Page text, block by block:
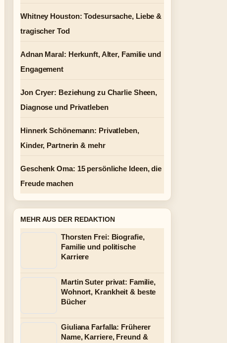
Whitney Houston: Todesursache, Liebe &
tragischer Tod
Adnan Maral: Herkunft, Alter, Familie und
Engagement
Jon Cryer: Beziehung zu Charlie Sheen,
Diagnose und Privatleben
Hinnerk Schönemann: Privatleben,
Kinder, Partnerin & mehr
Geschenk Oma: 15 persönliche Ideen, die
Freude machen
MEHR AUS DER REDAKTION
Thorsten Frei: Biografie,
Familie und politische
Karriere
Martin Suter privat: Familie,
Wohnort, Krankheit & beste
Bücher
Giuliana Farfalla: Früherer
Name, Karriere, Freund &